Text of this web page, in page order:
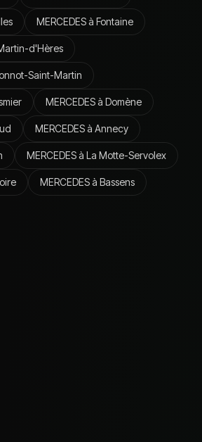
MERCEDESà Fontaine
d'Hères
Saint-Martin
MERCEDESà Domène
MERCEDESà Annecy
MERCEDESà La Motte-Servolex
MERCEDESà Bassens